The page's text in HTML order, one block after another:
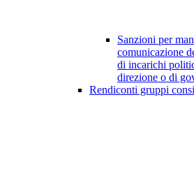
Sanzioni per
comunicazione
di incarichi
direzione o di
Rendiconti gruppi